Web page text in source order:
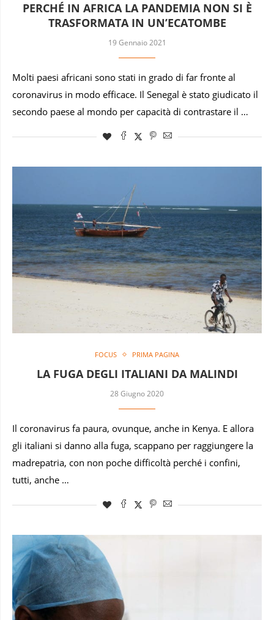
PERCHÉ IN AFRICA LA PANDEMIA NON SI È
TRASFORMATA IN UN’ECATOMBE
19 Gennaio 2021
Molti paesi africani sono stati in grado di far fronte al
coronavirus in modo efficace. Il Senegal è stato giudicato il
secondo paese al mondo per capacità di contrastare il …
FOCUS PRIMA PAGINA
LA FUGA DEGLI ITALIANI DA MALINDI
28 Giugno 2020
Il coronavirus fa paura, ovunque, anche in Kenya. E allora
gli italiani si danno alla fuga, scappano per raggiungere la
madrepatria, con non poche difficoltà perché i confini,
tutti, anche …